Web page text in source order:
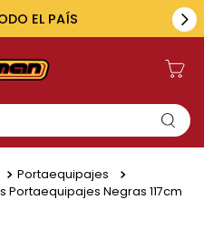
EL PAÍS
Portaequipajes
Portaequipajes Negras 117cm